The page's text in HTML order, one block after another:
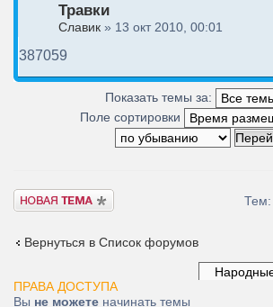
Травки
Славик » 13 окт 2010, 00:01
387059
Показать темы за:
Поле сортировки
Новая тема Тем:
Вернуться в Список форумов
ПРАВА ДОСТУПА
Вы не можете начинать темы